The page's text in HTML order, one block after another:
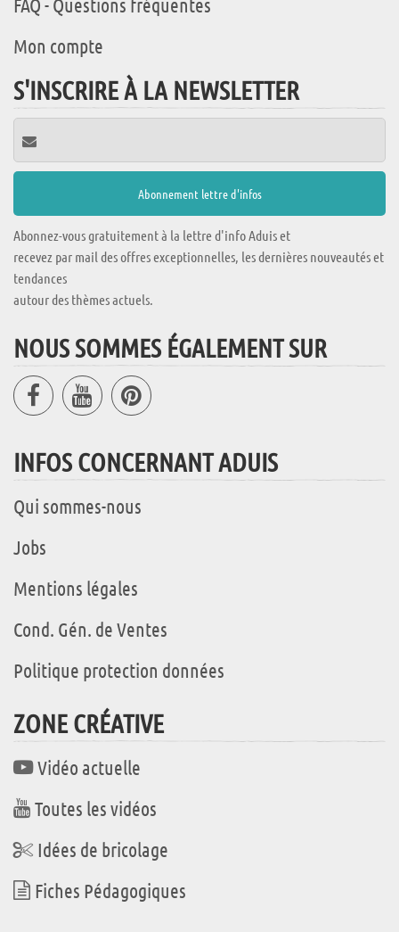
FAQ - Questions fréquentes
Mon compte
S'INSCRIRE À LA NEWSLETTER
Abonnez-vous gratuitement à la lettre d'info Aduis et
recevez par mail des offres exceptionnelles, les dernières nouveautés et
tendances
autour des thèmes actuels.
NOUS SOMMES ÉGALEMENT SUR
INFOS CONCERNANT ADUIS
Qui sommes-nous
Jobs
Mentions légales
Cond. Gén. de Ventes
Politique protection données
ZONE CRÉATIVE
Vidéo actuelle
Toutes les vidéos
Idées de bricolage
Fiches Pédagogiques